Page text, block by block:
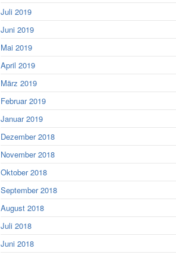
Juli 2019
Juni 2019
Mai 2019
April 2019
März 2019
Februar 2019
Januar 2019
Dezember 2018
November 2018
Oktober 2018
September 2018
August 2018
Juli 2018
Juni 2018